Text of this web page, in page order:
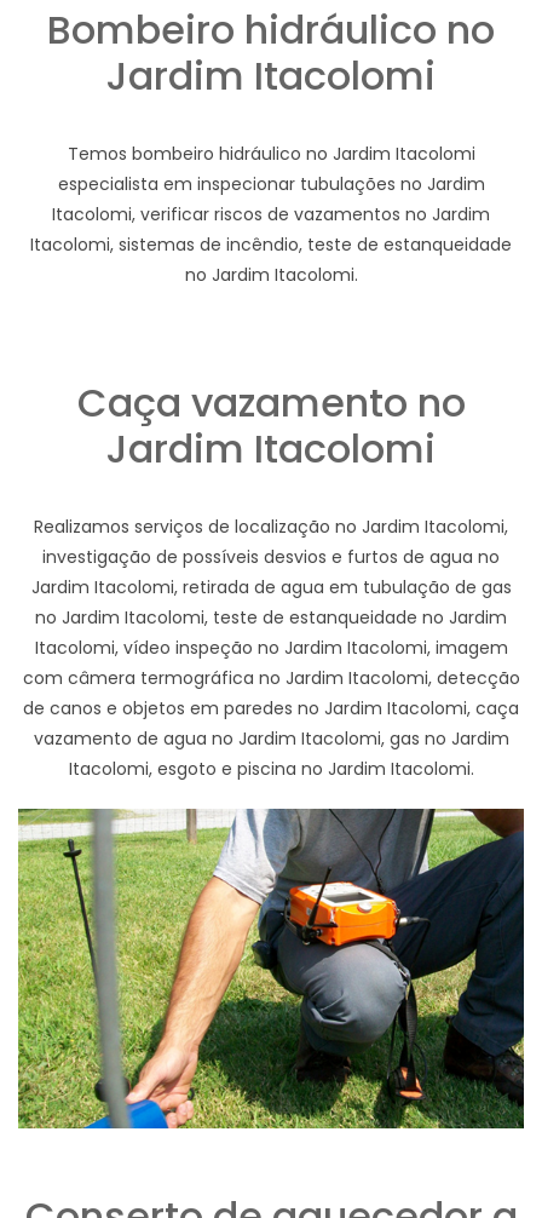
Bombeiro hidráulico no
Jardim Itacolomi
Temos bombeiro hidráulico no Jardim Itacolomi
especialista em inspecionar tubulações no Jardim
Itacolomi, verificar riscos de vazamentos no Jardim
Itacolomi, sistemas de incêndio, teste de estanqueidade
no Jardim Itacolomi.
Caça vazamento no
Jardim Itacolomi
Realizamos serviços de localização no Jardim Itacolomi,
investigação de possíveis desvios e furtos de agua no
Jardim Itacolomi, retirada de agua em tubulação de gas
no Jardim Itacolomi, teste de estanqueidade no Jardim
Itacolomi, vídeo inspeção no Jardim Itacolomi, imagem
com câmera termográfica no Jardim Itacolomi, detecção
de canos e objetos em paredes no Jardim Itacolomi, caça
vazamento de agua no Jardim Itacolomi, gas no Jardim
Itacolomi, esgoto e piscina no Jardim Itacolomi.